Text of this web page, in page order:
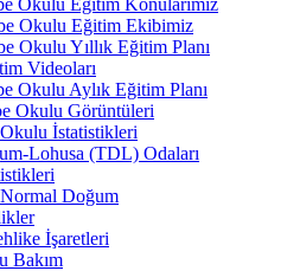
Okulu Eğitim Ekibimiz
Okulu Yıllık Eğitim Planı
Videoları
Okulu Aylık Eğitim Planı
Okulu Görüntüleri
İstatistikleri
Lohusa (TDL) Odaları
Doğum
İşaretleri
Bakım